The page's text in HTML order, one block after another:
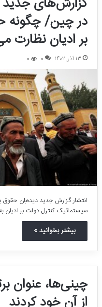
در چین/
بر ادیان نظارت
۱۳ آذر, ۱۴۰۲ 0
0
انتشار گزارش جدید دیده‌بان
سیستماتیک کنترل دولت بر ادیان
بیشتر بخوانید »
چینی‌ها، عنوان
از آن خود کردند